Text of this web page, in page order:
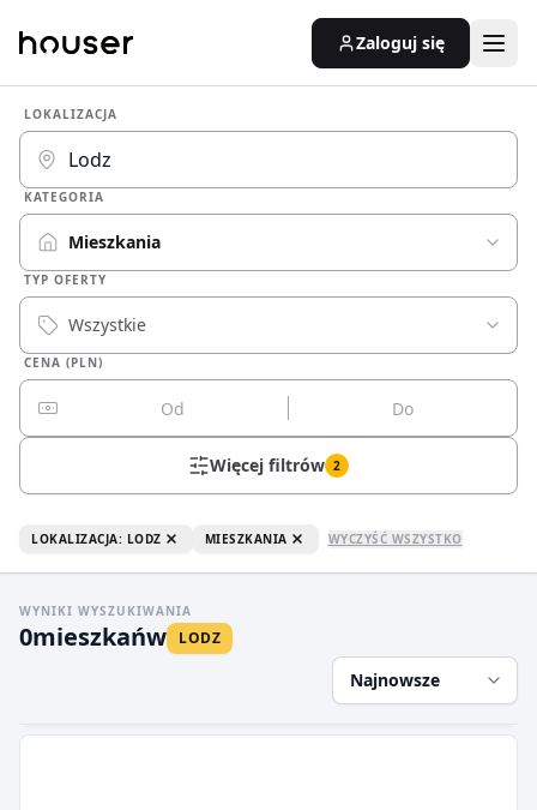
Zaloguj się
LOKALIZACJA
KATEGORIA
Mieszkania
TYP OFERTY
Wszystkie
CENA (PLN)
Więcej filtrów 2
LOKALIZACJA: LODZ MIESZKANIA WYCZYŚĆ WSZYSTKO
WYNIKI WYSZUKIWANIA
0mieszkańw LODZ
Najnowsze